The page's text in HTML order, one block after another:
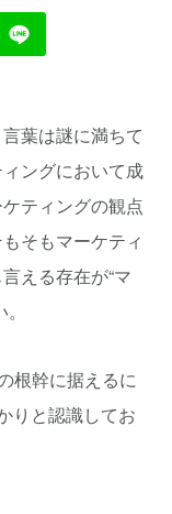
葉は謎に満ちて
ングにおいて成
ティングの観点
そもマーケティ
える存在が“マ
根幹に据えるに
りと認識してお